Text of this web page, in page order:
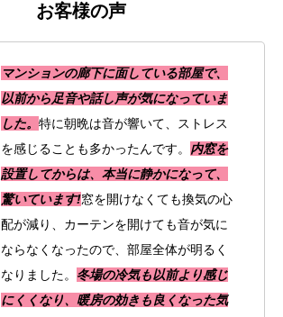
お客様の声
マンションの廊下に面している部屋で、
以前から足音や話し声が気になっていま
した。 特に朝晩は音が響いて、ストレス
を感じることも多かったんです。 内窓を
設置してからは、本当に静かになって、
驚いています!窓を開けなくても換気の心
配が減り、カーテンを開けても音が気に
ならなくなったので、部屋全体が明るく
なりました。 冬場の冷気も以前より感じ
にくくなり、暖房の効きも良くなった気